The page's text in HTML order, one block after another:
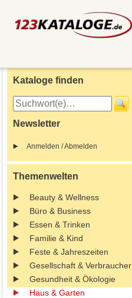
Kataloge finden
Newsletter
Anmelden / Abmelden
Themenwelten
Beauty & Wellness
Büro & Business
Essen & Trinken
Familie & Kind
Feste & Jahreszeiten
Gesellschaft & Verbraucher
Gesundheit & Ökologie
Haus & Garten